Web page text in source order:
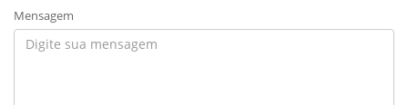
Mensagem